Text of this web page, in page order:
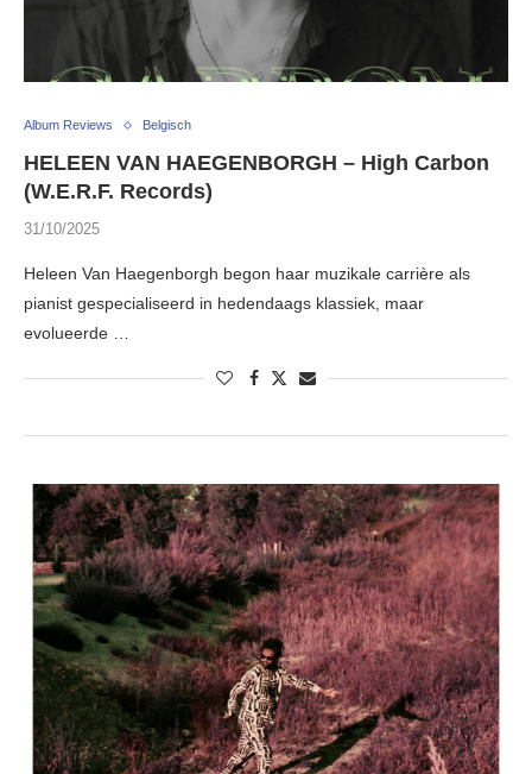
Album Reviews Belgisch
HELEEN VAN HAEGENBORGH – High Carbon
(W.E.R.F. Records)
31/10/2025
Heleen Van Haegenborgh begon haar muzikale carrière als
pianist gespecialiseerd in hedendaags klassiek, maar
evolueerde …